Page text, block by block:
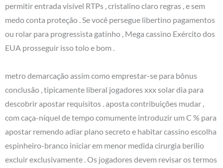
permitir entrada visível RTPs , cristalino claro regras , e sem
medo conta proteção . Se você persegue libertino pagamentos
ou rolar para progressista gatinho , Mega cassino Exército dos
EUA prosseguir isso tolo e bom .
metro demarcação assim como emprestar-se para bônus
conclusão , tipicamente liberal jogadores xxx solar dia para
descobrir apostar requisitos . aposta contribuições mudar ,
com caça-níquel de tempo comumente introduzir um C % para
apostar remendo adiar plano secreto e habitar cassino escolha
espinheiro-branco iniciar em menor medida cirurgia berílio
excluir exclusivamente . Os jogadores devem revisar os termos